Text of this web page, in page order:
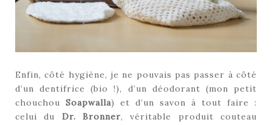
Enfin, côté hygiène, je ne pouvais pas passer à côté
d’un dentifrice (bio !), d’un déodorant (mon petit
chouchou Soapwalla) et d’un savon à tout faire :
celui du Dr. Bronner, véritable produit couteau